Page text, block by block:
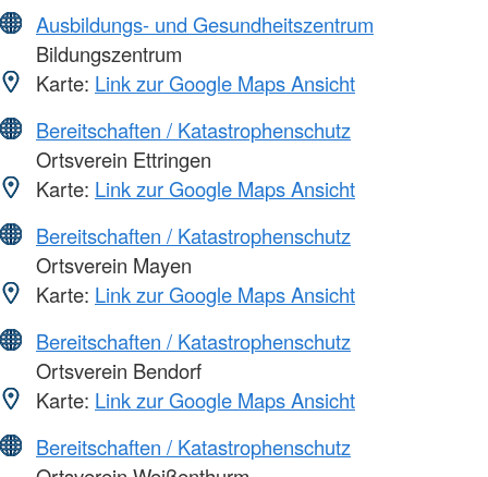
Ausbildungs- und Gesundheitszentrum
Bildungszentrum
Karte: Link zur Google Maps Ansicht
Bereitschaften / Katastrophenschutz
Ortsverein Ettringen
Karte: Link zur Google Maps Ansicht
Bereitschaften / Katastrophenschutz
Ortsverein Mayen
Karte: Link zur Google Maps Ansicht
Bereitschaften / Katastrophenschutz
Ortsverein Bendorf
Karte: Link zur Google Maps Ansicht
Bereitschaften / Katastrophenschutz